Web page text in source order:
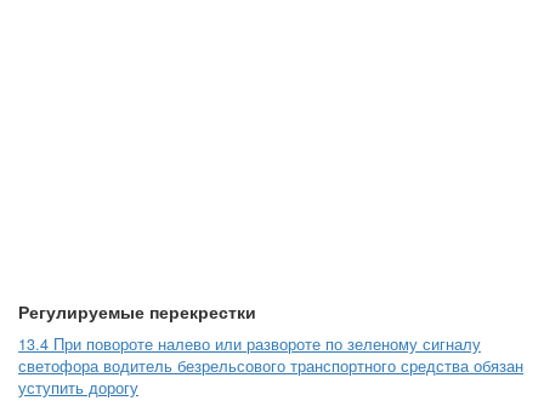
Регулируемые перекрестки
13.4 При повороте налево или развороте по зеленому сигналу
светофора водитель безрельсового транспортного средства обязан
уступить дорогу